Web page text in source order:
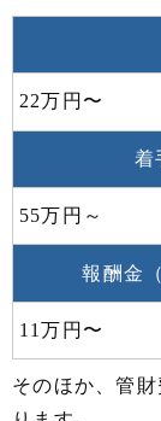
22万円〜
着
55万円～
報酬金
11万円〜
そのほか、管